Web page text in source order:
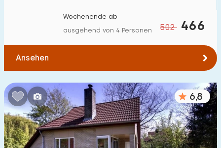
Zugänglichkeit
Eingeschränkte Mobilität
Rollstuhlgerecht
Hilfsmittel 2
502 466
Wochenende ab
ausgehend von 4 Personen
Ansehen
6,8